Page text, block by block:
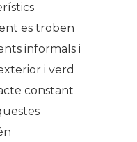
es troben
informals i
i verd
constant